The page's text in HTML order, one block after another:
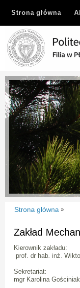
Strona główna
Strona główna »
Zakład
Kierownik zakładu:
prof. dr hab. inż.
Sekretariat:
mgr Karolina